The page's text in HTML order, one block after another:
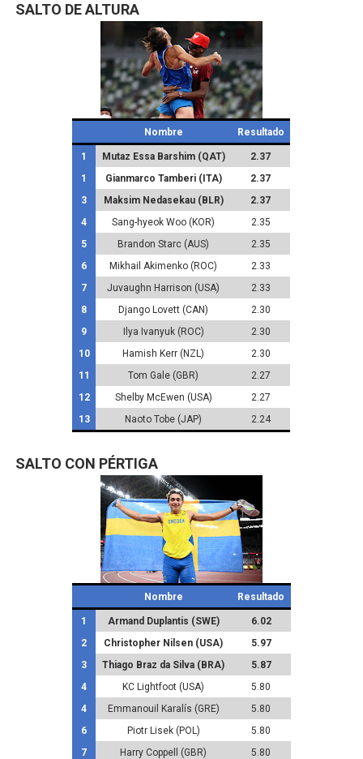
SALTO DE ALTURA
Nombre Resultado
1 Mutaz Essa Barshim (QAT)
2.37
1
Gianmarco Tamberi (ITA)
2.37
3
Maksim Nedasekau (BLR)
2.37
4
Sang-hyeok Woo (KOR)
2.35
5
Brandon Starc (AUS)
2.35
6
Mikhail Akimenko (ROC)
2.33
7
Juvaughn Harrison (USA)
2.33
8
Django Lovett (CAN)
2.30
9
Ilya Ivanyuk (ROC)
2.30
10
Hamish Kerr (NZL)
2.30
11
Tom Gale (GBR)
2.27
12
Shelby McEwen (USA)
2.27
13
Naoto Tobe (JAP) 2.24
SALTO CON PÉRTIGA
Nombre Resultado
1 Armand Duplantis (SWE)
6.02
2
Christopher Nilsen (USA)
5.97
3
Thiago Braz da Silva (BRA)
5.87
4
KC Lightfoot (USA)
5.80
4
Emmanouil Karalís (GRE)
5.80
6
Piotr Lisek (POL)
5.80
7
Harry Coppell (GBR)
5.80